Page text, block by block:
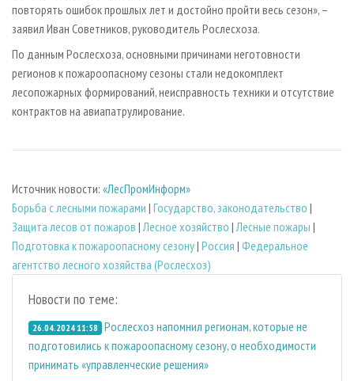
повторять ошибок прошлых лет и достойно пройти весь сезон», –
заявил Иван Советников, руководитель Рослесхоза.
По данным Рослесхоза, основными причинами неготовности
регионов к пожароопасному сезоны стали недокомплект
лесопожарных формирований, неисправность техники и отсутствие
контрактов на авиапатрулирование.
Источник новости: «ЛесПромИнформ»
Борьба с лесными пожарами | Государство, законодательство |
Защита лесов от пожаров |Лесное хозяйство |Лесные пожары |
Подготовка к пожароопасному сезону| Россия | Федеральное
агентство лесного хозяйства (Рослесхоз)
Новости по теме:
26.04.2024 11:58 Рослесхоз напомнил регионам, которые не
подготовились к пожароопасному сезону, о необходимости
принимать «управленческие решения»